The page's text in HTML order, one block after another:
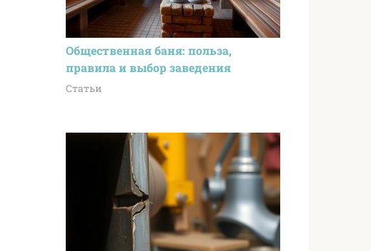
Общественная баня: польза,
правила и выбор заведения
Статьи